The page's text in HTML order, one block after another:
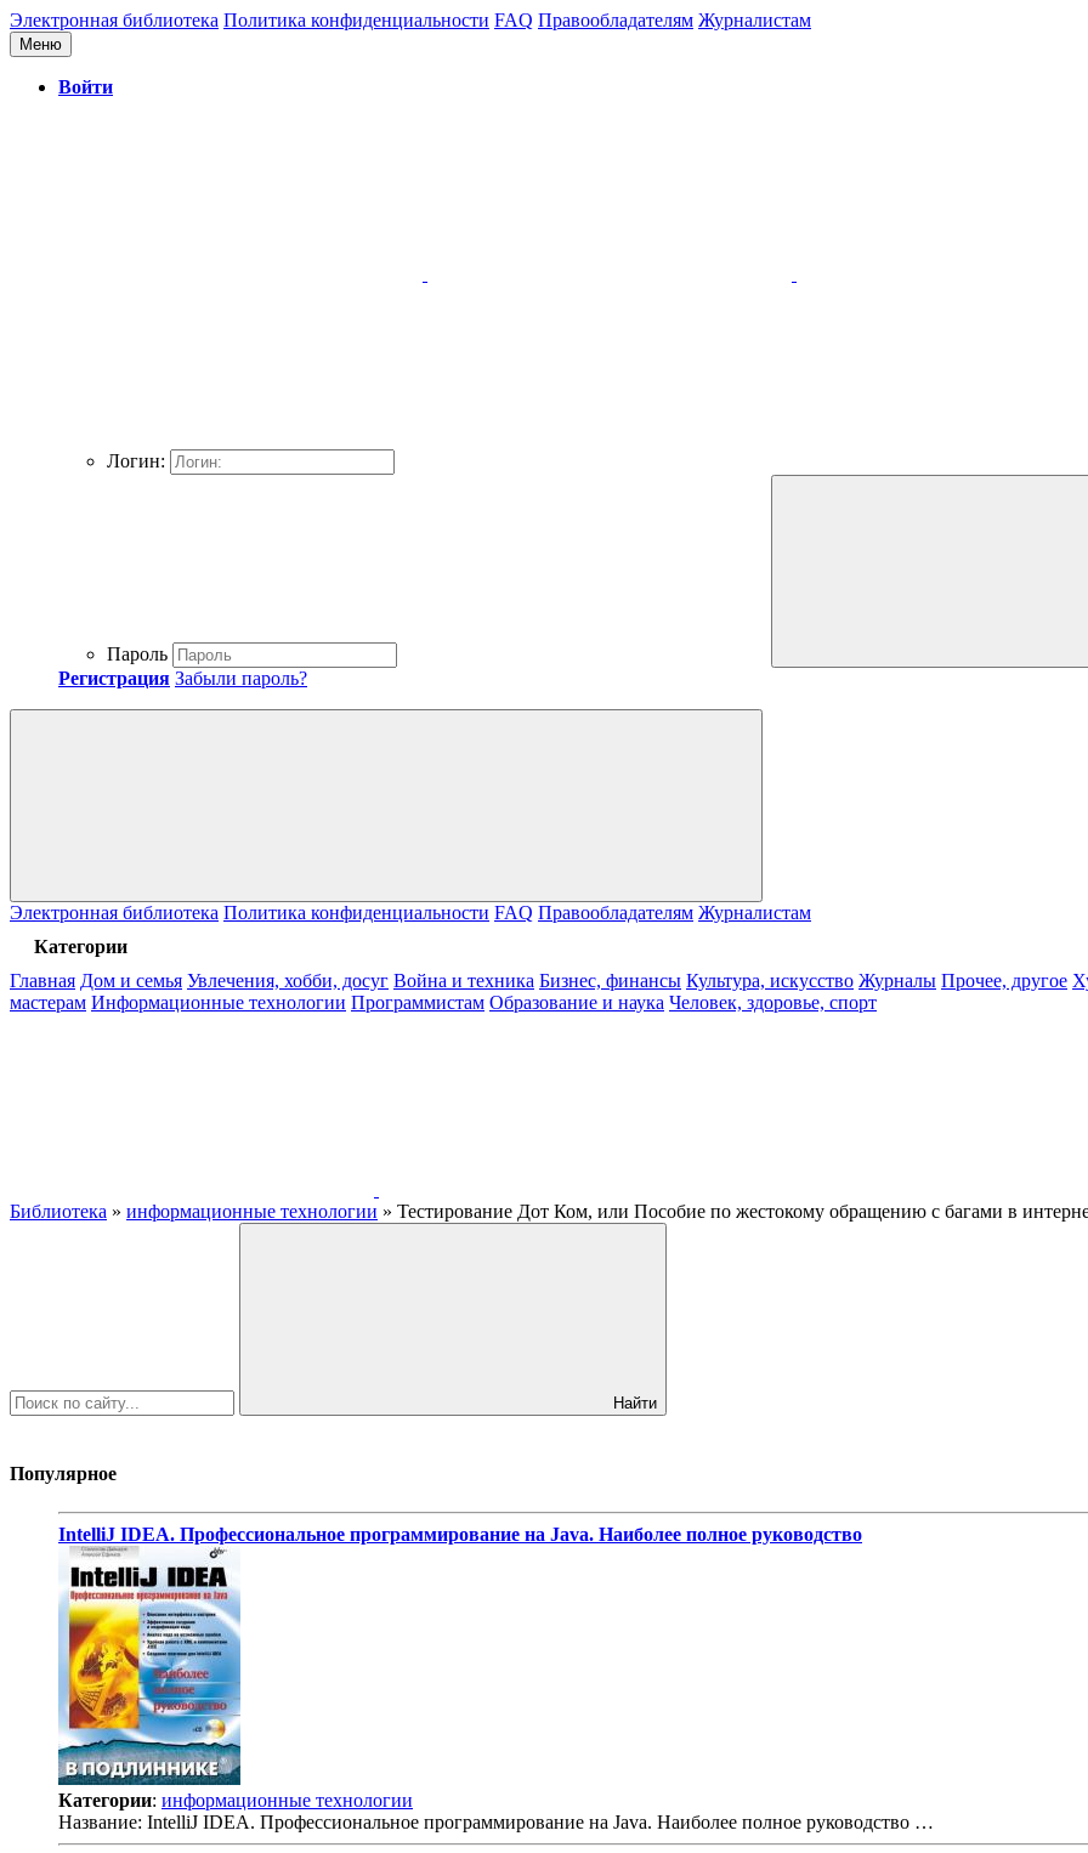
Электронная библиотека Политика конфиденциальности FAQ Правообладателям Журналистам
Меню
Войти
Логин:
Пароль
Регистрация Забыли пароль?
Электронная библиотека Политика конфиденциальности FAQ Правообладателям Журналистам
Категории
Главная Дом и семья Увлечения, хобби, досуг Война и техника Бизнес, финансы Культура, искусство Журналы Прочее, другое
мастерам Информационные технологии Программистам Образование и наука Человек, здоровье, спорт
Библиотека » информационные технологии » Тестирование Дот Ком, или Пособие по жестокому обращению с багами в
Найти
Популярное
IntelliJ IDEA. Профессиональное программирование на Java. Наиболее полное руководство
Категории: информационные технологии
Название: IntelliJ IDEA. Профессиональное программирование на Java. Наиболее полное руководство …